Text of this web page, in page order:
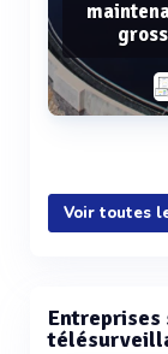
Voir toutes
Entreprises